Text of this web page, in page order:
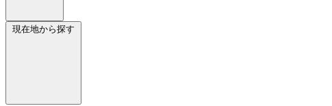
現在地から探す